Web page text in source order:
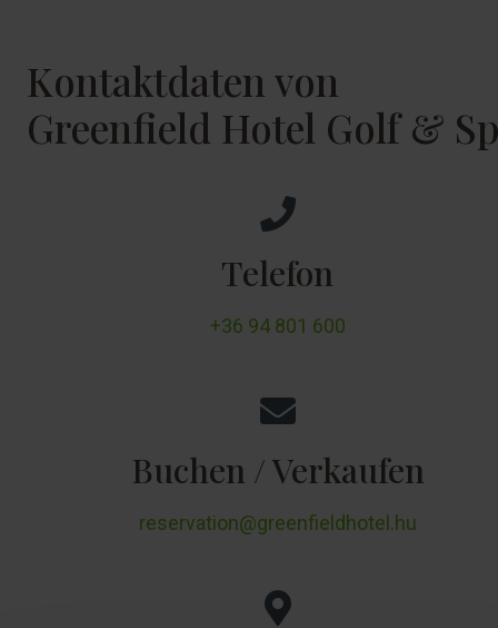
Kontaktdaten von
Greenfield Hotel Golf &
Telefon
+36 94 801 600
Buchen / Verkaufen
reservation@greenfieldhotel.hu